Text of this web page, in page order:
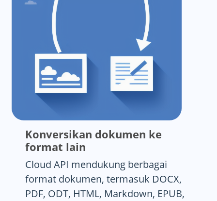
Konversikan dokumen ke
format lain
Cloud API mendukung berbagai
format dokumen, termasuk DOCX,
PDF, ODT, HTML, Markdown, EPUB,